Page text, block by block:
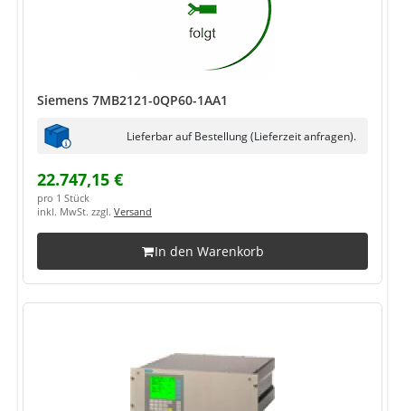
Siemens 7MB2121-0QP60-1AA1
Lieferbar auf Bestellung (Lieferzeit anfragen).
22.747,15 €
pro 1 Stück
inkl. MwSt. zzgl. Versand
In den Warenkorb